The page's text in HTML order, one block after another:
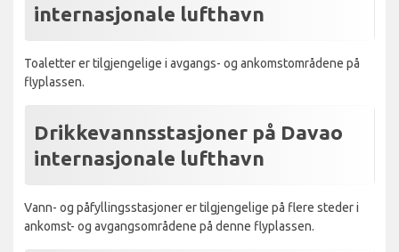
internasjonale lufthavn
Toaletter er tilgjengelige i avgangs- og ankomstområdene på
flyplassen.
Drikkevannsstasjoner på Davao
internasjonale lufthavn
Vann- og påfyllingsstasjoner er tilgjengelige på flere steder i
ankomst- og avgangsområdene på denne flyplassen.